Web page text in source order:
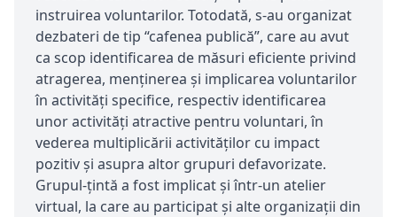
instruirea voluntarilor. Totodată, s-au organizat
dezbateri de tip “cafenea publică”, care au avut
ca scop identificarea de măsuri eficiente privind
atragerea, menţinerea şi implicarea voluntarilor
în activităţi specifice, respectiv identificarea
unor activităţi atractive pentru voluntari, în
vederea multiplicării activităţilor cu impact
pozitiv şi asupra altor grupuri defavorizate.
Grupul-țintă a fost implicat și într-un atelier
virtual, la care au participat și alte organizații din